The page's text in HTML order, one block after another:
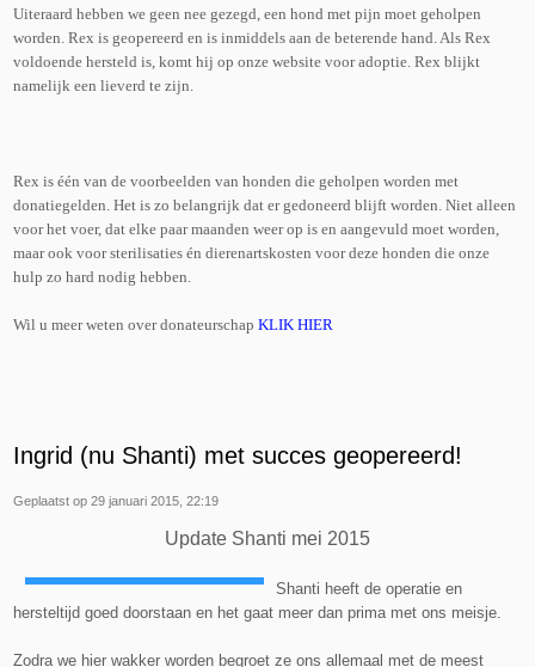
Uiteraard hebben we geen nee gezegd, een hond met pijn moet geholpen
worden. Rex is geopereerd en is inmiddels aan de beterende hand. Als Rex
voldoende hersteld is, komt hij op onze website voor adoptie. Rex blijkt
namelijk een lieverd te zijn.
Rex is één van de voorbeelden van honden die geholpen worden met
donatiegelden. Het is zo belangrijk dat er gedoneerd blijft worden. Niet alleen
voor het voer, dat elke paar maanden weer op is en aangevuld moet worden,
maar ook voor sterilisaties én dierenartskosten voor deze honden die onze
hulp zo hard nodig hebben.
Wil u meer weten over donateurschapKLIK HIER
Ingrid (nu Shanti) met succes geopereerd!
Geplaatst op 29 januari 2015, 22:19
Update Shanti mei 2015
Shanti heeft de operatie en
hersteltijd goed doorstaan en het gaat meer dan prima met ons meisje.
Zodra we hier wakker worden begroet ze ons allemaal met de meest